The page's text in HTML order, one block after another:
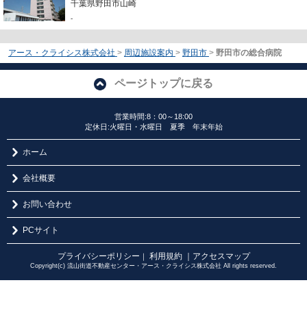
千葉県野田市山崎
-
アース・クライシス株式会社 > 周辺施設案内 > 野田市 > 野田市の総合病院
ページトップに戻る
営業時間:8：00～18:00
定休日:火曜日・水曜日 夏季 年末年始
ホーム
会社概要
お問い合わせ
PCサイト
プライバシーポリシー ｜ 利用規約 ｜アクセスマップ
Copyright(c) 流山街道不動産センター・アース・クライシス株式会社 All rights reserved.